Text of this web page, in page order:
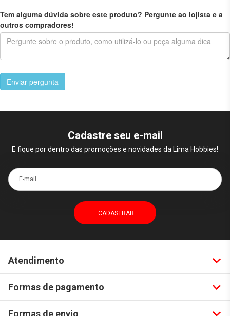
Tem alguma dúvida sobre este produto? Pergunte ao lojista e a
outros compradores!
Enviar pergunta
Cadastre seu e-mail
E fique por dentro das promoções e novidades da Lima Hobbies!
E-mail
Atendimento
Formas de pagamento
Formas de envio